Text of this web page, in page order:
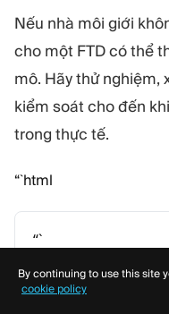
Nếu nhà môi giới
cho một FTD có thể
mô. Hãy thử nghiệm,
kiểm soát cho đến
trong thực tế.
“`html
“`
Cơ hội rủi ro
Mục lục
By continuing to use this site
cookie policy